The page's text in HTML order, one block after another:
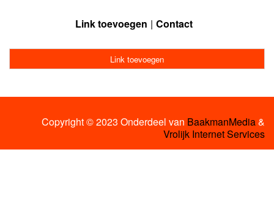
Link toevoegen Contact
Link toevoegen
Copyright © 2023 Onderdeel van BaakmanMedia&
Vrolijk Internet Services